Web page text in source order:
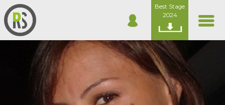
Best Stage
2024